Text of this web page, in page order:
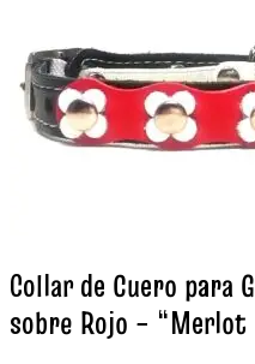
Collar de Cuero para
sobre Rojo – “Merlot